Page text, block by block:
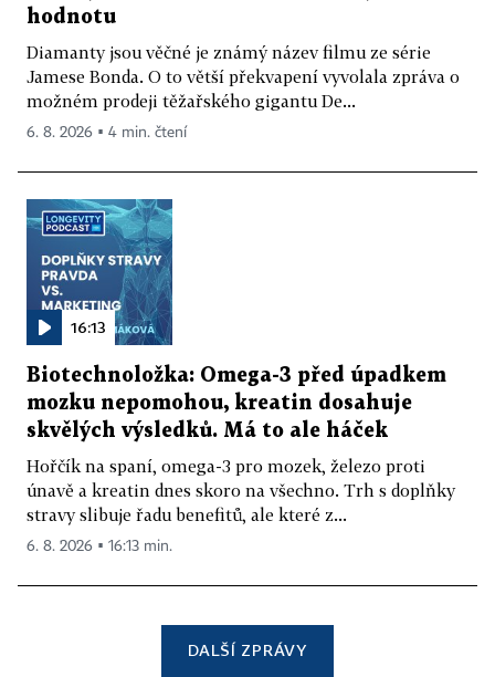
hodnotu
Diamanty jsou věčné je známý název filmu ze série
Jamese Bonda. O to větší překvapení vyvolala zpráva o
možném prodeji těžařského gigantu De...
6. 8. 2026 ▪ 4 min. čtení
16:13
Biotechnoložka: Omega-3 před úpadkem
mozku nepomohou, kreatin dosahuje
skvělých výsledků. Má to ale háček
Hořčík na spaní, omega-3 pro mozek, železo proti
únavě a kreatin dnes skoro na všechno. Trh s doplňky
stravy slibuje řadu benefitů, ale které z...
6. 8. 2026 ▪ 16:13 min.
DALŠÍ ZPRÁVY